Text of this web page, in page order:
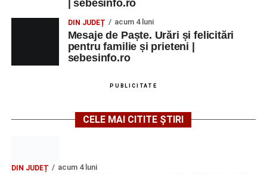
| sebesinfo.ro
DIN JUDEȚ acum 4 luni
Mesaje de Paște. Urări și felicitări
pentru familie și prieteni |
sebesinfo.ro
PUBLICITATE
CELE MAI CITITE ȘTIRI
DIN JUDEȚ acum 4 luni